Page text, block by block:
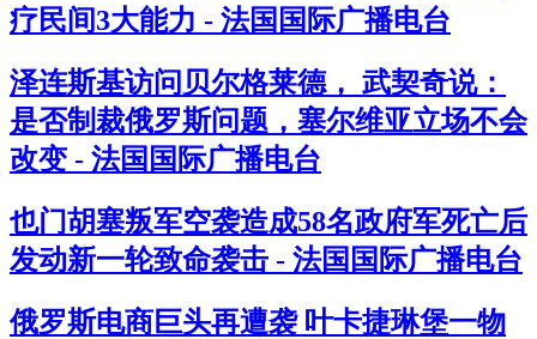
疗民间3大能力 - 法国国际广播电台
泽连斯基访问贝尔格莱德， 武契奇说：
是否制裁俄罗斯问题，塞尔维亚立场不会
改变 - 法国国际广播电台
也门胡塞叛军空袭造成58名政府军死亡后
发动新一轮致命袭击 - 法国国际广播电台
俄罗斯电商巨头再遭袭 叶卡捷琳堡一物